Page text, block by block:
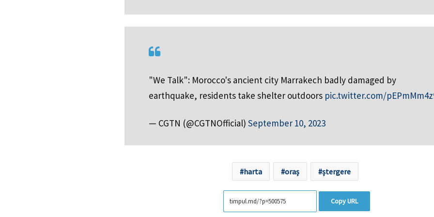
"We Talk": Morocco's ancient city Marrakech badly damaged by
earthquake, residents take shelter outdoors pic.twitter.com/
— CGTN (@CGTNOfficial) September 10, 2023
harta oraș ștergere
Copy URL